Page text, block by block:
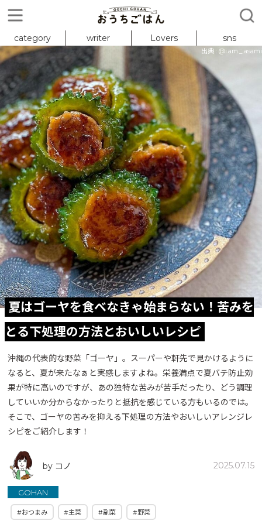
category writer Lovers sns
出典 : @i.am._.asami
夏はゴーヤを食べなきゃ始まらない！苦みを
とる下処理の方法とおいしいレシピ
沖縄の代表的な野菜「ゴーヤ」。スーパーや軒先で見かけるように
なると、夏が来たなぁと実感しますよね。栄養満点で夏バテ防止効
果が特に高いのですが、あの独特な苦みが苦手だったり、どう調理
していいか分からなかったりと抵抗を感じている方もいるのでは。
そこで、ゴーヤの苦みを抑える下処理の方法やおいしいアレンジレ
シピをご紹介します！
by コノ 2025.07.15
GOHAN
#おつまみ #主菜 #副菜 #野菜